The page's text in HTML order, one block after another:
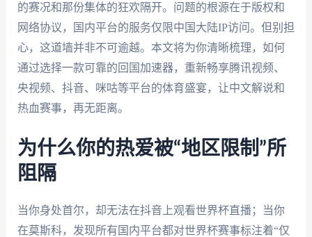
的赛况和那份集体的狂欢隔开。问题的根源在于版权和
网络协议，国内平台的服务仅限中国大陆IP访问。但别担
心，这道墙并非不可逾越。本文将为你清晰梳理，如何
通过选择一款可靠的回国加速器，重新畅享腾讯视频、
央视频、抖音、咪咕等平台的体育盛宴，让中文解说和
热血赛事，再无距离。
为什么你的热爱被“地区限制”所
阻隔
当你身处首尔，却无法在抖音上观看世界杯直播；当你
在莫斯科，发现所有国内平台都对世界杯赛事标注着“仅